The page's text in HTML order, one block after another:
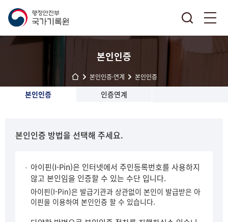
본인인증
본인인증·연계 본인인증
본인인증 인증연계
본인인증 방법을 선택해 주세요.
아이핀(I-Pin)은 인터넷에서 주민등록번호를 사용하지
않고 본인임을 인증할 수 있는 수단 입니다.
아이핀(I-Pin)은 발급기관과 상관없이 본인이 발급받은 아
이핀을 이용하여 본인인증 할 수 있습니다.